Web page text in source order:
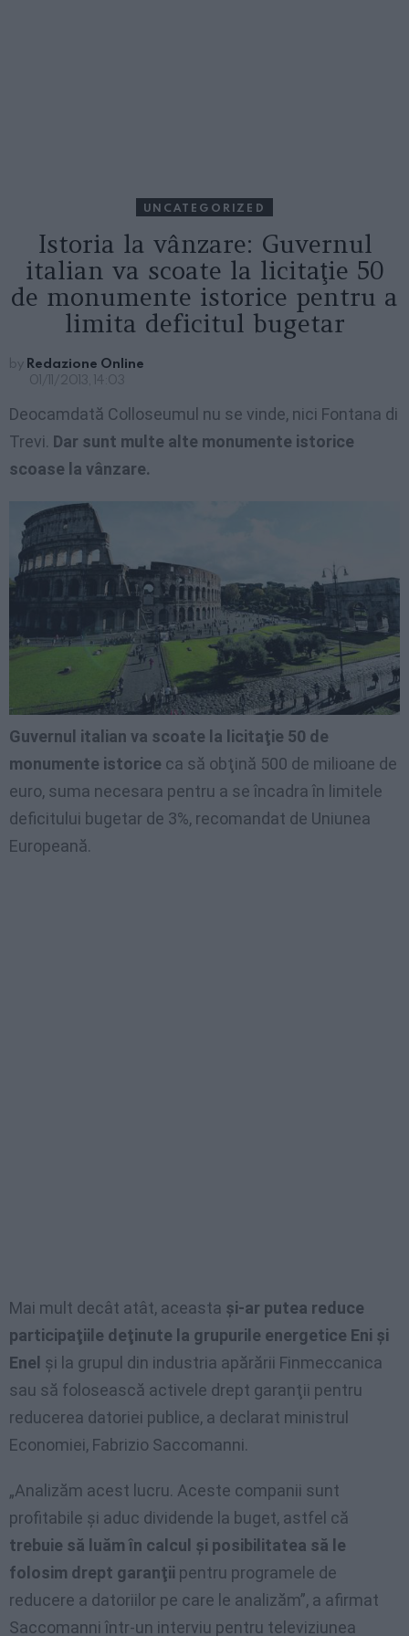
UNCATEGORIZED
Istoria la vânzare: Guvernul
italian va scoate la licitaţie 50
de monumente istorice pentru a
limita deficitul bugetar
by Redazione Online
01/11/2013, 14:03
Deocamdată Colloseumul nu se vinde, nici Fontana di
Trevi. Dar sunt multe alte monumente istorice
scoase la vânzare.
Guvernul italian va scoate la licitaţie 50 de
monumente istorice ca să obţină 500 de milioane de
euro, suma necesara pentru a se încadra în limitele
deficitului bugetar de 3%, recomandat de Uniunea
Europeană.
Mai mult decât atât, aceasta şi-ar putea reduce
participaţiile deţinute la grupurile energetice Eni şi
Enel şi la grupul din industria apărării Finmeccanica
sau să folosească activele drept garanţii pentru
reducerea datoriei publice, a declarat ministrul
Economiei, Fabrizio Saccomanni.
„Analizăm acest lucru. Aceste companii sunt
profitabile şi aduc dividende la buget, astfel că
trebuie să luăm în calcul şi posibilitatea să le
folosim drept garanţii pentru programele de
reducere a datoriilor pe care le analizăm”, a afirmat
Saccomanni într-un interviu pentru televiziunea